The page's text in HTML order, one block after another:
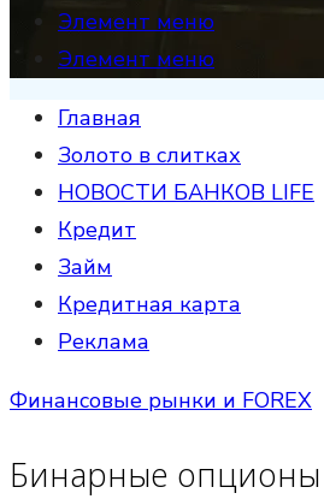
Элемент меню
Элемент меню
Главная
Золото в слитках
НОВОСТИ БАНКОВ LIFE
Кредит
Займ
Кредитная карта
Реклама
Финансовые рынки и FOREX
Бинарные опционы